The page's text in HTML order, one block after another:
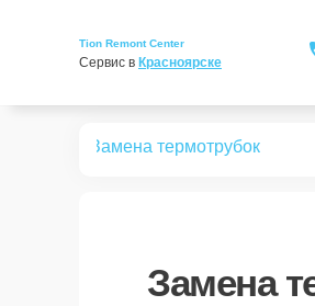
Tion Remont Center
Сервис в Красноярске
Замена термотрубок
Замена